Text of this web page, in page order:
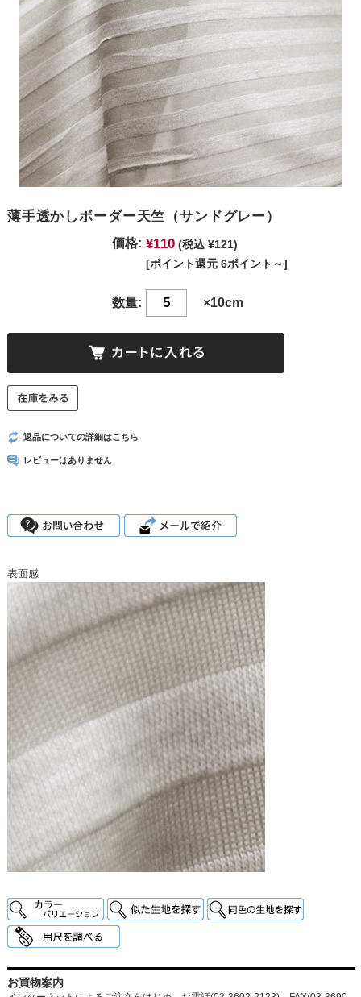
薄手透かしボーダー天竺（サンドグレー）
価格: ¥110 (税込 ¥121)
[ポイント還元 6ポイント～]
数量: ×10cm
返品についての詳細はこちら
レビューはありません
表面感
お買物案内